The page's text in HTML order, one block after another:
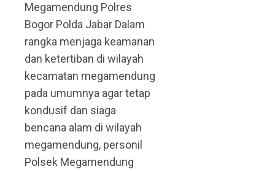
Megamendung Polres
Bogor Polda Jabar Dalam
rangka menjaga keamanan
dan ketertiban di wilayah
kecamatan megamendung
pada umumnya agar tetap
kondusif dan siaga
bencana alam di wilayah
megamendung, personil
Polsek Megamendung